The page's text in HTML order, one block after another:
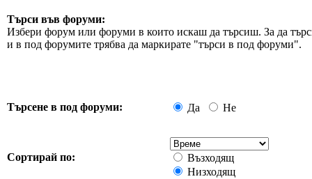
Търси във форуми:
Избери форум или форуми в които искаш да търсиш. За да
и в под форумите трябва да маркирате "търси в под форуми".
Търсене в под форуми: Да Не
Сортирай по:
Възходящ
Низходящ